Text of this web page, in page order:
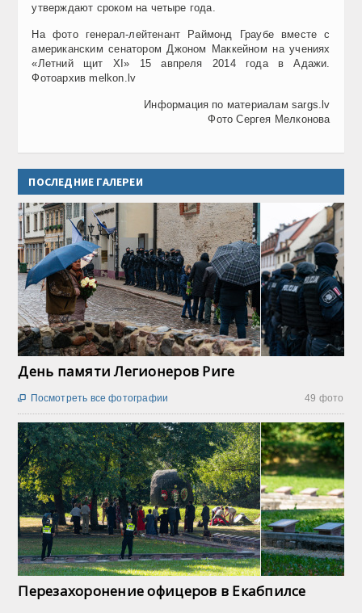
утверждают сроком на четыре года.
На фото генерал-лейтенант Раймонд Граубе вместе с
американским сенатором Джоном Маккейном на учениях
«Летний щит XI» 15 авпреля 2014 года в Адажи.
Фотоархив melkon.lv
Информация по материалам sargs.lv
Фото Сергея Мелконова
ПОСЛЕДНИЕ ГАЛЕРЕИ
День памяти Легионеров Риге
49 фото
 Посмотреть все фотографии
Перезахоронение офицеров в Екабпилсе